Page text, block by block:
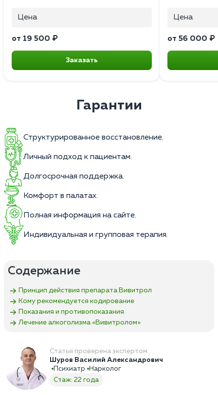
Цена
от 19 500 ₽
Заказать
Цена
от 56 000 ₽
Гарантии
Структурированное восстановление.
Личный подход к пациентам.
Долгосрочная поддержка.
Комфорт в палатах.
Полная информация на сайте.
Индивидуальная и групповая терапия.
Содержание
Принцип действия препарата Вивитрол
Кому рекомендуется кодирование
Показания и противопоказания
Лечение алкоголизма «Вивитролом»
Статья проверена экспертом
Шуров Василий Александрович
Психиатр
Нарколог
Стаж: 22 года